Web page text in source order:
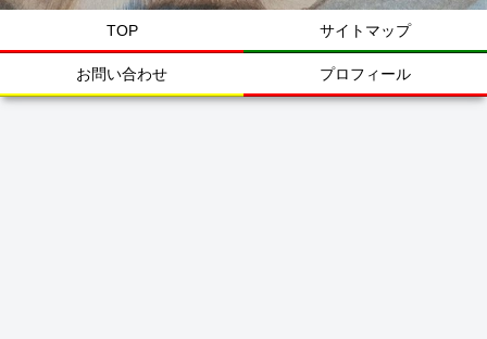
TOP サイトマップ
お問い合わせ プロフィール